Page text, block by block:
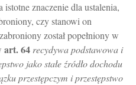
znaczenie dla ustalenia,
czy stanowi on
został popełniony w
art.64 recydywa podstawowa i
jako stałe źródło dochodu
przestępczym i przestępstwo